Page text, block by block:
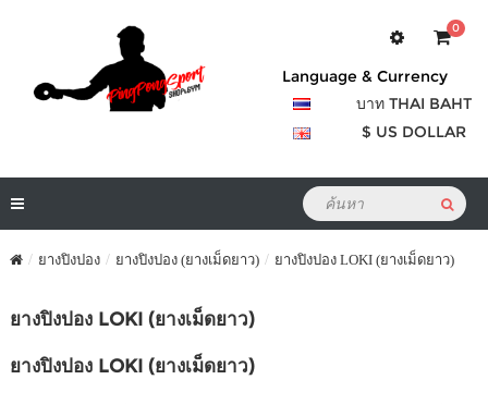
0
Language & Currency
บาท THAI BAHT
$ US DOLLAR
ยางปิงปอง ยางปิงปอง (ยางเม็ดยาว) ยางปิงปอง LOKI (ยางเม็ดยาว)
ยางปิงปอง LOKI (ยางเม็ดยาว)
ยางปิงปอง LOKI (ยางเม็ดยาว)